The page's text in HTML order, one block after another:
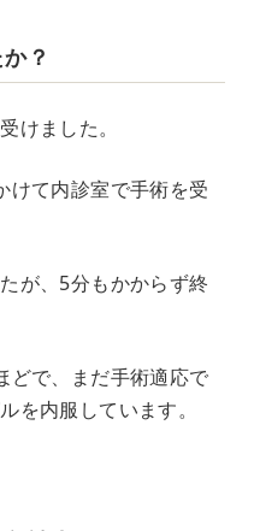
？
けました。
けて内診室で手術を受
が、5分もかからず終
どで、まだ手術適応で
を内服しています。